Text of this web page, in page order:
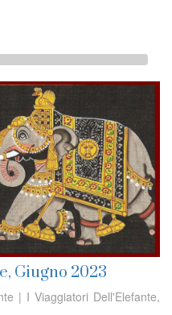
Giugno 2023
| I Viaggiatori Dell'Elefante,